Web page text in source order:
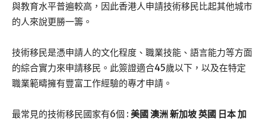
與教育水平普遍較高，因此香港人申請技術移民比起其他城市
的人來說更勝一籌。
技術移民是憑申請人的文化程度、職業技能、語言能力等方面
的綜合實力來申請移民。此簽證適合45歲以下，以及在特定
職業範疇擁有豐富工作經驗的專才申請。
最常見的技術移民國家有6個 : 美國澳洲新加坡英國 日本加